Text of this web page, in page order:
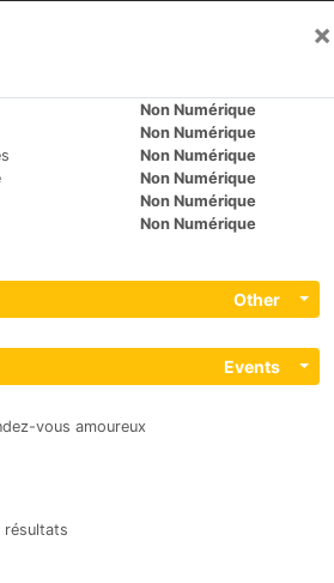
×
Non Numérique
Non Numérique
Non Numérique
Non Numérique
Non Numérique
Non Numérique
Other
Events
vous amoureux
résultats
St. Moritz
Champfèr